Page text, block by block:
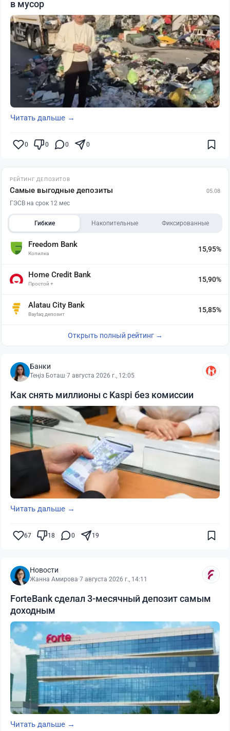
в мусор
Читать дальше →
0 0 0 0
РЕЙТИНГ ДЕПОЗИТОВ
Самые выгодные депозиты 05.08
ГЭСВ на срок 12 мес
Гибкие Накопительные Фиксированные
Freedom Bank
Копилка
15,95%
Home Credit Bank
Простой +
15,90%
Alatau City Bank
Baytaq депозит
15,85%
Открыть полный рейтинг →
Банки
Теңіз Боташ·7 августа 2026 г., 12:05
Как снять миллионы с Kaspi без комиссии
Читать дальше →
67 18 0 19
Новости
Жанна Амирова·7 августа 2026 г., 14:11
ForteBank сделал 3-месячный депозит самым
доходным
Читать дальше →